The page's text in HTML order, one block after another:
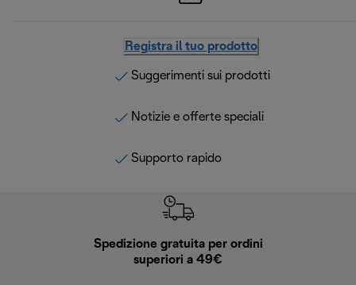
Registra il tuo prodotto
Suggerimenti sui prodotti
Notizie e offerte speciali
Supporto rapido
Spedizione gratuita per ordini
superiori a 49€